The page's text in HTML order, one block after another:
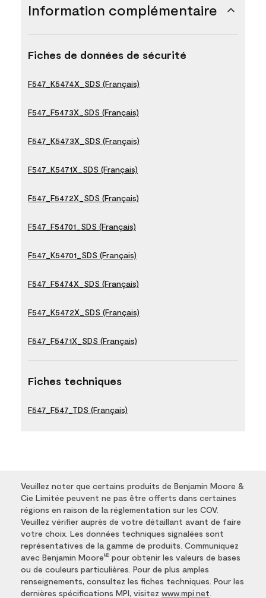
Information complémentaire
Fiches de données de sécurité
F547_K5474X_SDS (Français)
F547_F5473X_SDS (Français)
F547_K5473X_SDS (Français)
F547_K5471X_SDS (Français)
F547_F5472X_SDS (Français)
F547_F54701_SDS (Français)
F547_K54701_SDS (Français)
F547_F5474X_SDS (Français)
F547_K5472X_SDS (Français)
F547_F5471X_SDS (Français)
Fiches techniques
F547_F547_TDS (Français)
Veuillez noter que certains produits de Benjamin Moore &
Cie Limitée peuvent ne pas être offerts dans certaines
régions en raison de la réglementation sur les COV.
Veuillez vérifier auprès de votre détaillant avant de faire
votre choix. Les données techniques signalées sont
représentatives de la gamme de produits. Communiquez
avec Benjamin Moore MD pour obtenir les valeurs de bases
ou de couleurs particulières. Pour de plus amples
renseignements, consultez les fiches techniques. Pour les
dernières spécifications MPI, visitez www.mpi.net